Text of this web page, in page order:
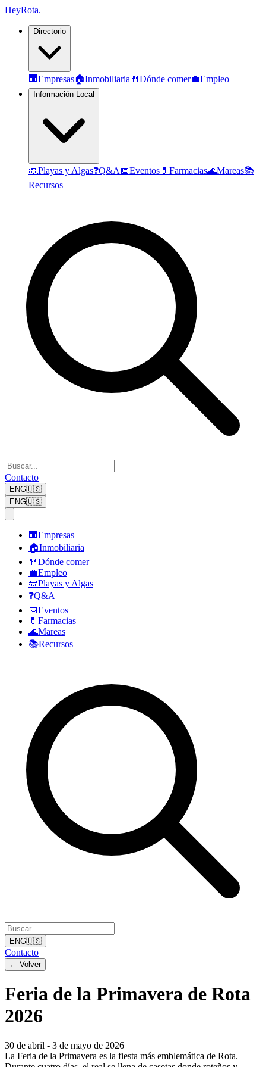
HeyRota.
Directorio
🏢 Empresas🏠Inmobiliaria 🍴Dónde comer💼Empleo
Información Local
🪼Playas y Algas❓Q&A 📅Eventos 💊 Farmacias🌊Mareas📚
Recursos
Contacto
ENG🇺🇸
ENG🇺🇸
🏢 Empresas
🏠Inmobiliaria
🍴Dónde comer
💼Empleo
🪼Playas y Algas
❓Q&A
📅Eventos
💊 Farmacias
🌊Mareas
📚Recursos
ENG🇺🇸
Contacto
← Volver
Feria de la Primavera de Rota
2026
30 de abril - 3 de mayo de 2026
La Feria de la Primavera es la fiesta más emblemática de Rota.